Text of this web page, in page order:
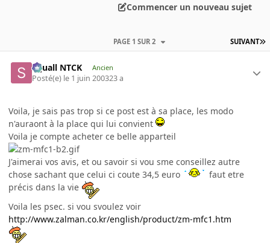
Commencer un nouveau sujet
SUIVANT
PAGE 1 SUR 2
Squall NTCK Ancien
Posté(e) le 1 juin 200323 a
Voila, je sais pas trop si ce post est à sa place, les modo
n'auraont à la place qui lui convient
Voila je compte acheter ce belle apparteil
J'aimerai vos avis, et ou savoir si vou sme conseillez autre
chose sachant que celui ci coute 34,5 euro
faut etre
précis dans la vie
Voila les psec. si vou svoulez voir
http://www.zalman.co.kr/english/product/zm-mfc1.htm